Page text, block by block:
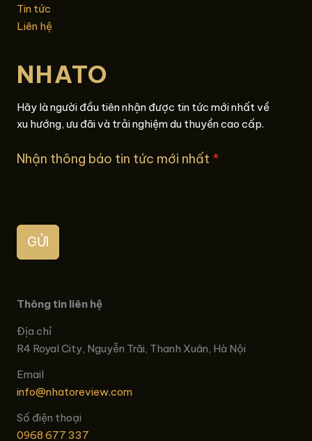
Tin tức
Liên hệ
NHATO
Hãy là người đầu tiên nhận được tin tức mới nhất về
xu hướng, ưu đãi và trải nghiệm du thuyền cao cấp.
Nhận thông báo tin tức mới nhất *
GỬI
Thông tin liên hệ
Địa chỉ
R4 Royal City, Nguyễn Trãi, Thanh Xuân, Hà Nội
Email
info@nhatoreview.com
Số điện thoại
0968 677 337